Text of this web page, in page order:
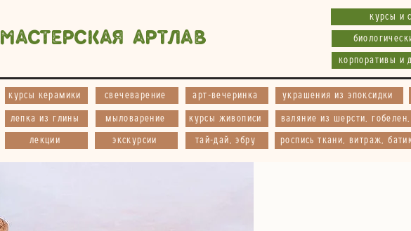
Мастерская АртЛав
курсы и
корпоративы и
курсы керамики свечеварение арт-вечеринка украшения из эпоксидки
лепка из глины
лекции
мыловарение
экскурсии
курсы живописи
тай-дай, эбру
валяние из шерсти,
роспись ткани, витраж,